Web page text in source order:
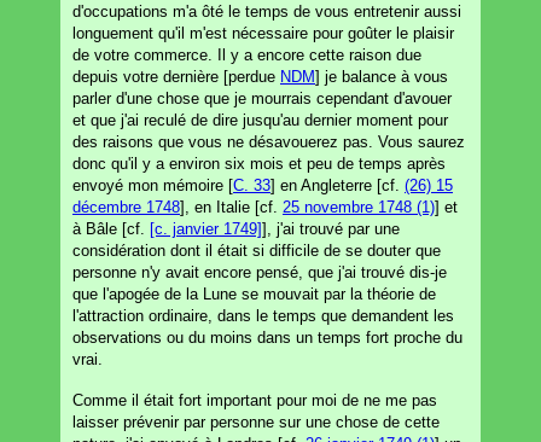
d'occupations m'a ôté le temps de vous entretenir aussi
longuement qu'il m'est nécessaire pour goûter le plaisir
de votre commerce. Il y a encore cette raison due
depuis votre dernière [perdue NDM] je balance à vous
parler d'une chose que je mourrais cependant d'avouer
et que j'ai reculé de dire jusqu'au dernier moment pour
des raisons que vous ne désavouerez pas. Vous saurez
donc qu'il y a environ six mois et peu de temps après
envoyé mon mémoire [C. 33] en Angleterre [cf. (26) 15
décembre 1748], en Italie [cf. 25 novembre 1748 (1)] et
à Bâle [cf.
[c. janvier 1749]], j'ai trouvé par une
considération dont il était si difficile de se douter que
personne n'y avait encore pensé, que j'ai trouvé dis-je
que l'apogée de la Lune se mouvait par la théorie de
l'attraction ordinaire, dans le temps que demandent les
observations ou du moins dans un temps fort proche du
vrai.
Comme il était fort important pour moi de ne me pas
laisser prévenir par personne sur une chose de cette